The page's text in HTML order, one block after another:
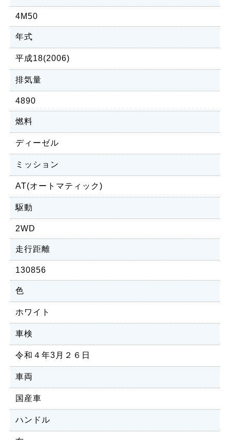
4M50
年式
平成18(2006)
排気量
4890
燃料
ディーゼル
ミッション
AT(オートマティック)
駆動
2WD
走行距離
130856
色
ホワイト
車検
令和４年3月２６日
車両
国産車
ハンドル